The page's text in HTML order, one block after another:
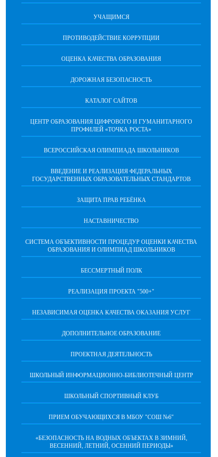
УЧАЩИМСЯ
ПРОТИВОДЕЙСТВИЕ КОРРУПЦИИ
ОЦЕНКА КАЧЕСТВА ОБРАЗОВАНИЯ
ДОРОЖНАЯ БЕЗОПАСНОСТЬ
КАТАЛОГ САЙТОВ
ЦЕНТР ОБРАЗОВАНИЯ ЦИФРОВОГО И ГУМАНИТАРНОГО
ПРОФИЛЕЙ «ТОЧКА РОСТА»
ВСЕРОССИЙСКАЯ ОЛИМПИАДА ШКОЛЬНИКОВ
ВВЕДЕНИЕ И РЕАЛИЗАЦИЯ ФЕДЕРАЛЬНЫХ
ГОСУДАРСТВЕННЫХ ОБРАЗОВАТЕЛЬНЫХ СТАНДАРТОВ
ЗАЩИТА ПРАВ РЕБЁНКА
НАСТАВНИЧЕСТВО
CИСТЕМА ОБЪЕКТИВНОСТИ ПРОЦЕДУР ОЦЕНКИ КАЧЕСТВА
ОБРАЗОВАНИЯ И ОЛИМПИАД ШКОЛЬНИКОВ
БЕССМЕРТНЫЙ ПОЛК
РЕАЛИЗАЦИЯ ПРОЕКТА "500+"
НЕЗАВИСИМАЯ ОЦЕНКА КАЧЕСТВА ОКАЗАНИЯ УСЛУГ
ДОПОЛНИТЕЛЬНОЕ ОБРАЗОВАНИЕ
ПРОЕКТНАЯ ДЕЯТЕЛЬНОСТЬ
ШКОЛЬНЫЙ ИНФОРМАЦИОННО-БИБЛИОТЕЧНЫЙ ЦЕНТР
ШКОЛЬНЫЙ СПОРТИВНЫЙ КЛУБ
ПРИЕМ ОБУЧАЮЩИХСЯ В МБОУ "СОШ №6"
«БЕЗОПАСНОСТЬ НА ВОДНЫХ ОБЪЕКТАХ В ЗИМНИЙ,
ВЕСЕННИЙ, ЛЕТНИЙ, ОСЕННИЙ ПЕРИОДЫ»